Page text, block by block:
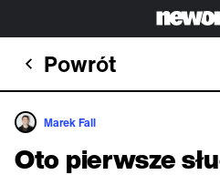
Powrót
Marek Fall
Oto pierwsze